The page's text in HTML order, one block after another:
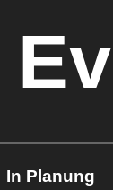
In Planung